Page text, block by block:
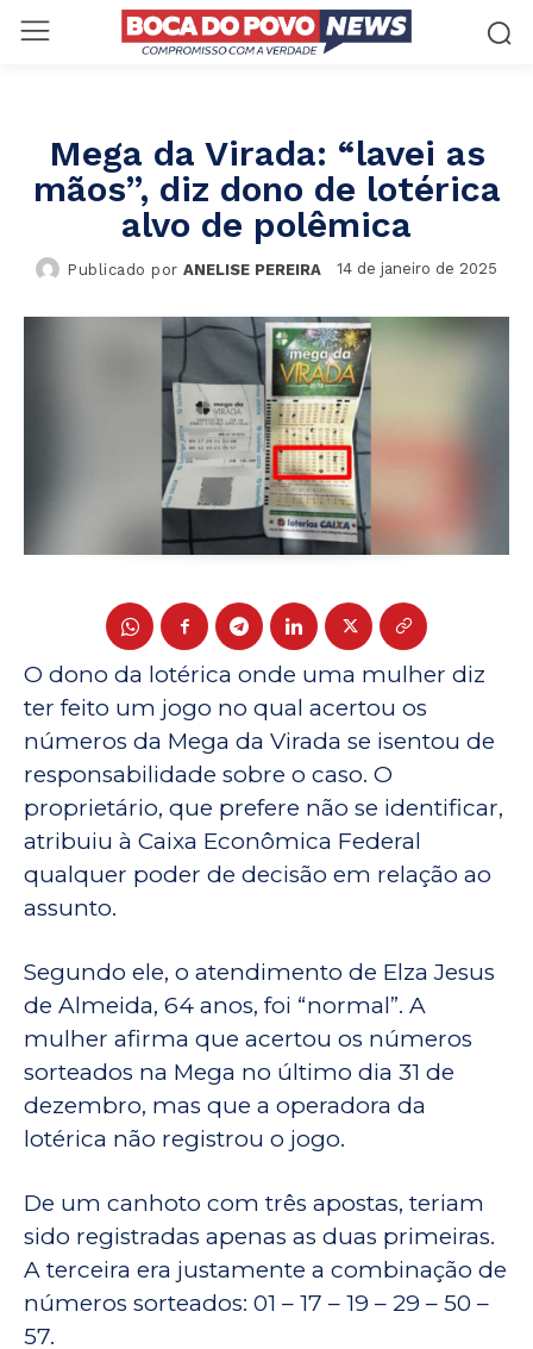
Mega da Virada: “lavei as
mãos”, diz dono de lotérica
alvo de polêmica
Publicado por ANELISE PEREIRA 14 de janeiro de 2025
O dono da lotérica onde uma mulher diz
ter feito um jogo no qual acertou os
números da Mega da Virada se isentou de
responsabilidade sobre o caso. O
proprietário, que prefere não se identificar,
atribuiu à Caixa Econômica Federal
qualquer poder de decisão em relação ao
assunto.
Segundo ele, o atendimento de Elza Jesus
de Almeida, 64 anos, foi “normal”. A
mulher afirma que acertou os números
sorteados na Mega no último dia 31 de
dezembro, mas que a operadora da
lotérica não registrou o jogo.
De um canhoto com três apostas, teriam
sido registradas apenas as duas primeiras.
A terceira era justamente a combinação de
números sorteados: 01 – 17 – 19 – 29 – 50 –
57.